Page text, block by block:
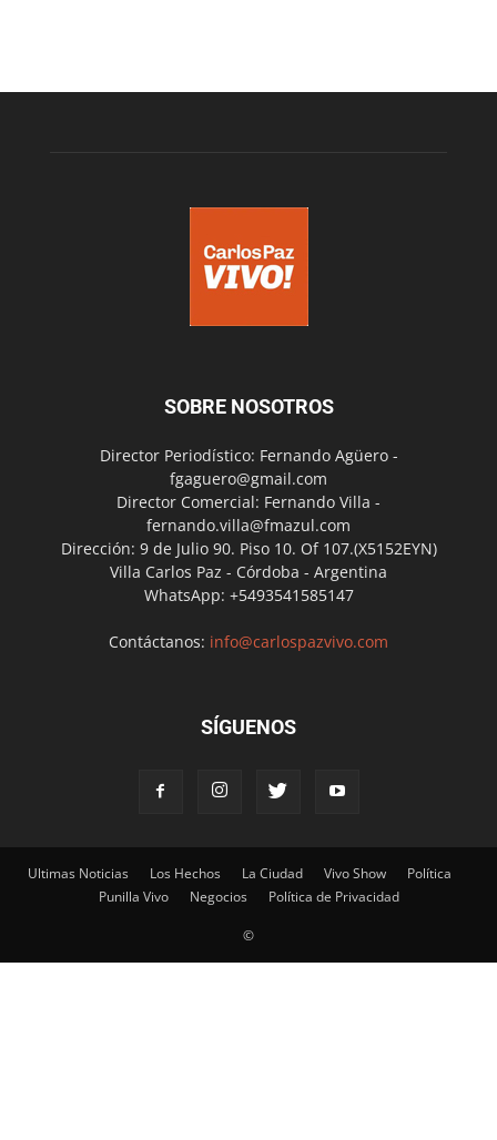
SOBRE NOSOTROS
Director Periodístico: Fernando Agüero -
fgaguero@gmail.com
Director Comercial: Fernando Villa -
fernando.villa@fmazul.com
Dirección: 9 de Julio 90. Piso 10. Of 107.(X5152EYN)
Villa Carlos Paz - Córdoba - Argentina
WhatsApp: +5493541585147
Contáctanos: info@carlospazvivo.com
SÍGUENOS
Ultimas Noticias Los Hechos La Ciudad Vivo Show
Política
Punilla Vivo
Negocios Política de Privacidad
©